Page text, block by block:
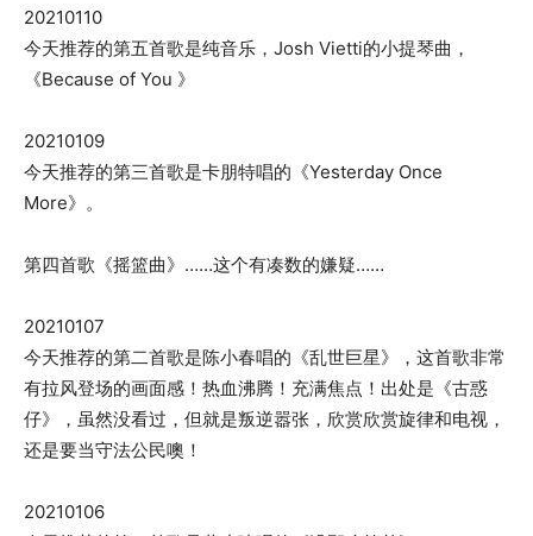
20210110
今天推荐的第五首歌是纯音乐，Josh Vietti的小提琴曲，
《Because of You 》
20210109
今天推荐的第三首歌是卡朋特唱的《Yesterday Once
More》。
第四首歌《摇篮曲》……这个有凑数的嫌疑……
20210107
今天推荐的第二首歌是陈小春唱的《乱世巨星》，这首歌非常
有拉风登场的画面感！热血沸腾！充满焦点！出处是《古惑
仔》，虽然没看过，但就是叛逆嚣张，欣赏欣赏旋律和电视，
还是要当守法公民噢！
20210106